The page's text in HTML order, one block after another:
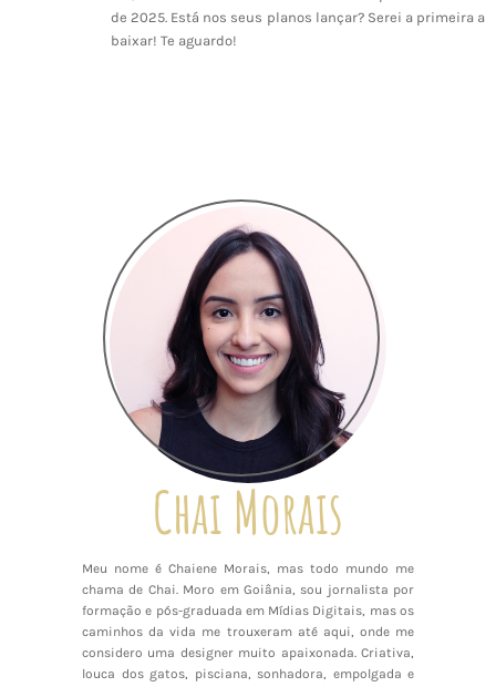
de 2025. Está nos seus planos lançar? Serei a primeira a
baixar! Te aguardo!
Chai Morais
Meu nome é Chaiene Morais, mas todo mundo me
chama de Chai. Moro em Goiânia, sou jornalista por
formação e pós-graduada em Mídias Digitais, mas os
caminhos da vida me trouxeram até aqui, onde me
considero uma designer muito apaixonada. Criativa,
louca dos gatos, pisciana, sonhadora, empolgada e